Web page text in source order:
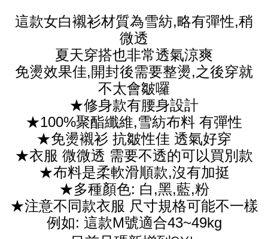
這款女白襯衫材質為雪紡,略有彈性,稍
微透
夏天穿搭也非常透氣涼爽
免燙效果佳,開封後需要整燙,之後穿就
不太會皺囉
★修身款有腰身設計
★100%聚酯纖維,雪紡布料 有彈性
★免燙襯衫 抗皺性佳 透氣好穿
★衣服 微微透 需要不透的可以買別款
★布料是柔軟滑順款,沒有加挺
★多種顏色: 白,黑,藍,粉
★注意不同款衣服 尺寸規格可能不一樣
例如: 這款M號適合43~49kg